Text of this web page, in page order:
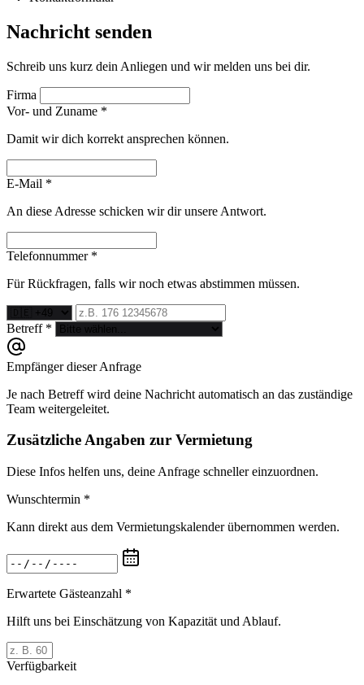
Nachricht senden
Schreib uns kurz dein Anliegen und wir melden uns bei dir.
Firma
Vor- und Zuname *
Damit wir dich korrekt ansprechen können.
E-Mail *
An diese Adresse schicken wir dir unsere Antwort.
Telefonnummer *
Für Rückfragen, falls wir noch etwas abstimmen müssen.
Betreff *
Empfänger dieser Anfrage
Je nach Betreff wird deine Nachricht automatisch an das zuständige
Team weitergeleitet.
Zusätzliche Angaben zur Vermietung
Diese Infos helfen uns, deine Anfrage schneller einzuordnen.
Wunschtermin *
Kann direkt aus dem Vermietungskalender übernommen werden.
Erwartete Gästeanzahl *
Hilft uns bei Einschätzung von Kapazität und Ablauf.
Verfügbarkeit